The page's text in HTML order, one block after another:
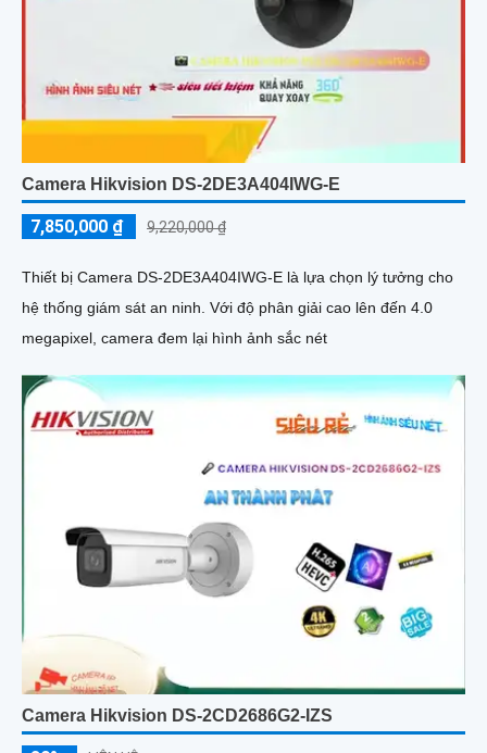
Camera Hikvision DS-2DE3A404IWG-E
7,850,000 ₫ 9,220,000 ₫
Thiết bị Camera DS-2DE3A404IWG-E là lựa chọn lý tưởng cho
hệ thống giám sát an ninh. Với độ phân giải cao lên đến 4.0
megapixel, camera đem lại hình ảnh sắc nét
Camera Hikvision DS-2CD2686G2-IZS